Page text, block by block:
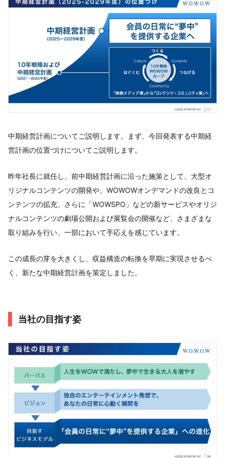
中期経営計画についてご説明します。まず、今回発表する中期経
営計画の位置づけについてご説明します。
昨年社長に就任し、前中期経営計画に沿った施策として、大型オ
リジナルコンテンツの開発や、WOWOWオンデマンドの改良とコ
ンテンツの拡充、さらに「WOWSPO」などの新サービスやオリジ
ナルコンテンツの劇場公開および展覧会の開催など、さまざまな
取り組みを行い、一部において手応えを感じています。
この成長の芽を大きくし、収益構造の転換を早期に実現させるべ
く、新たな中期経営計画を策定しました。
当社の目指す姿